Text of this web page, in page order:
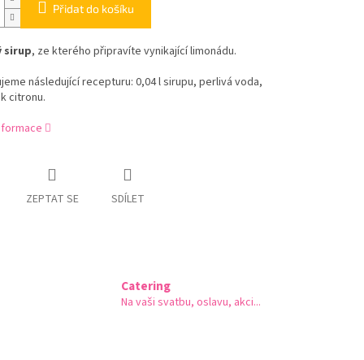
Přidat do košíku
sirup, ze kterého připravíte vynikající limonádu.
následující recepturu: 0,04 l sirupu, perlivá voda,
citronu.
ZEPTAT SE SDÍLET
Catering
Na vaši svatbu, oslavu, akci...